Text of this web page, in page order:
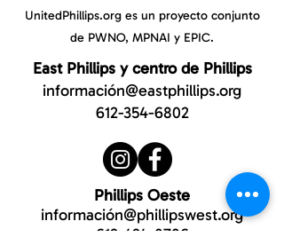
UnitedPhillips.org es un proyecto conjunto
de PWNO, MPNAI y EPIC.
East Phillips y centro de Phillips
información@eastphillips.org
612-354-6802
Phillips Oeste
información@phillipswest.org
612-424-0786